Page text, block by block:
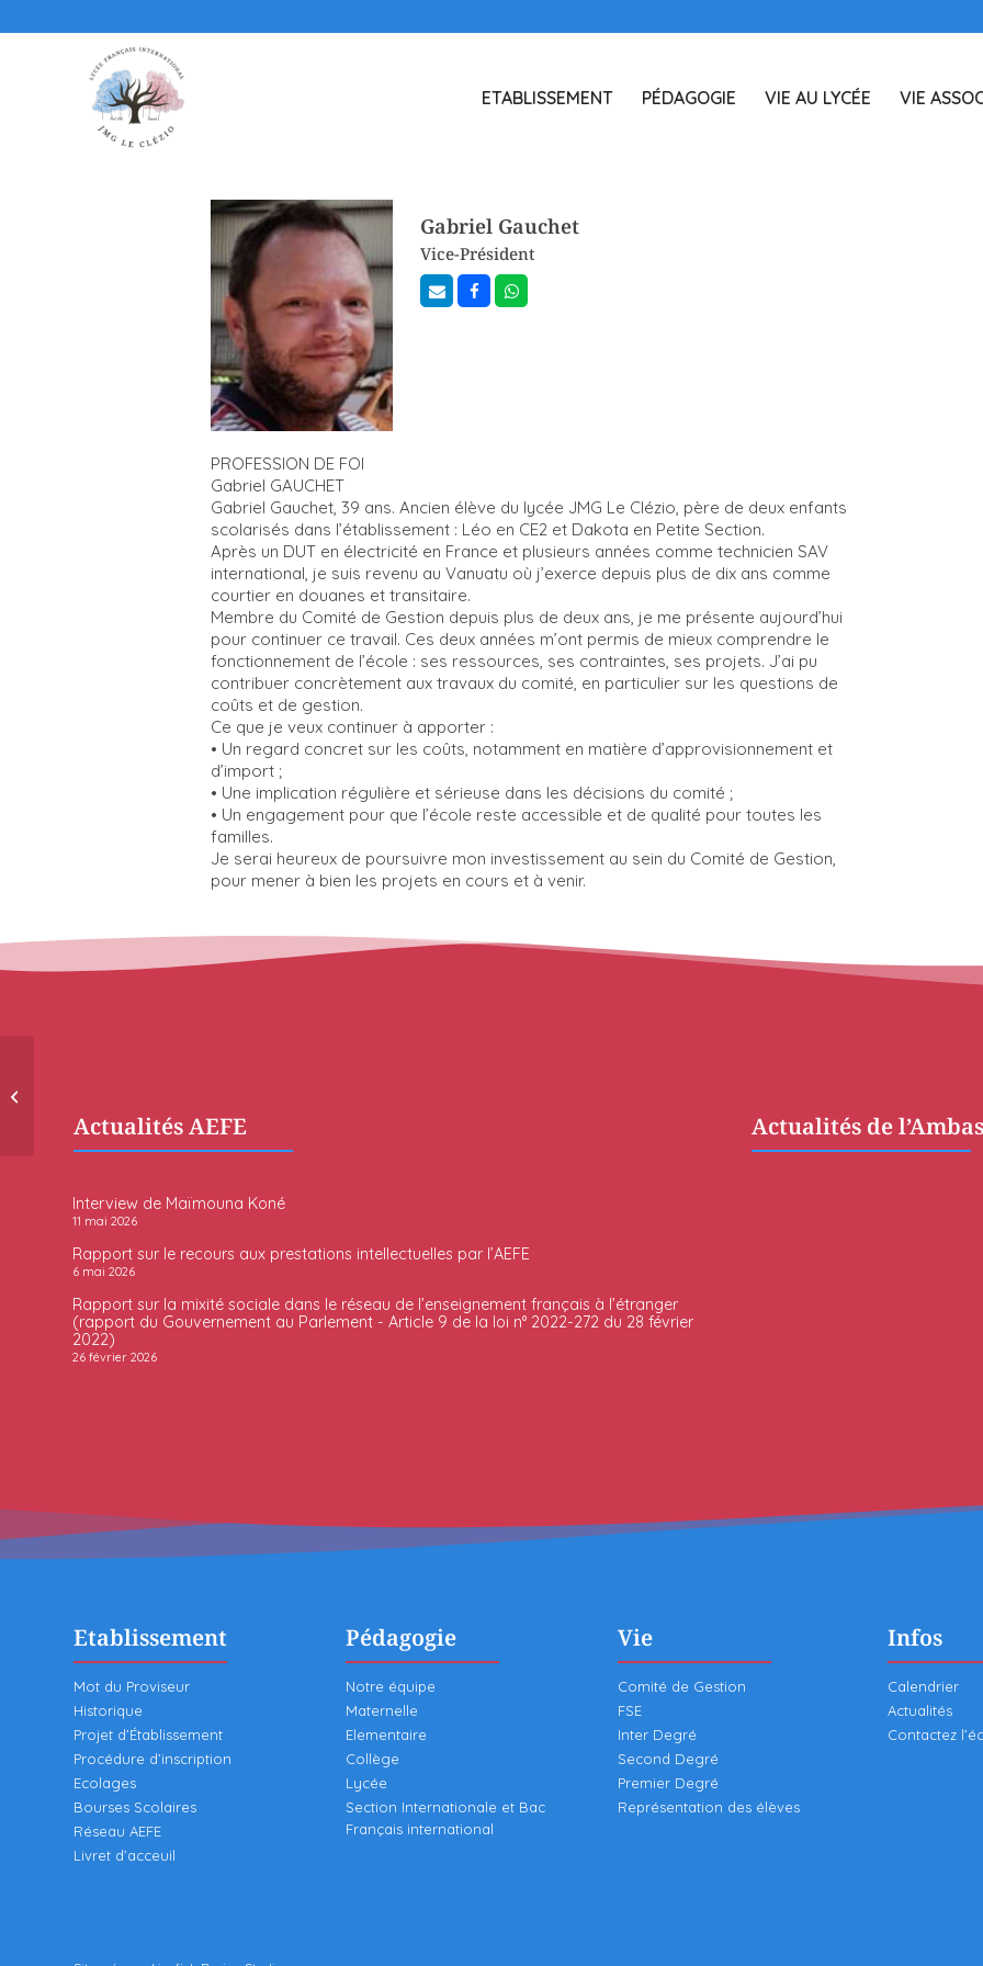
ETABLISSEMENT PÉDAGOGIE VIE AU LYCÉE VIE
Gabriel Gauchet
Vice-Président
PROFESSION DE FOI
Gabriel GAUCHET
Gabriel Gauchet, 39 ans. Ancien élève du lycée JMG Le Clézio, père de deux enfants
scolarisés dans l’établissement : Léo en CE2 et Dakota en Petite Section.
Après un DUT en électricité en France et plusieurs années comme technicien SAV
international, je suis revenu au Vanuatu où j’exerce depuis plus de dix ans comme
courtier en douanes et transitaire.
Membre du Comité de Gestion depuis plus de deux ans, je me présente aujourd’hui
pour continuer ce travail. Ces deux années m’ont permis de mieux comprendre le
fonctionnement de l’école : ses ressources, ses contraintes, ses projets. J’ai pu
contribuer concrètement aux travaux du comité, en particulier sur les questions de
coûts et de gestion.
Ce que je veux continuer à apporter :
• Un regard concret sur les coûts, notamment en matière d’approvisionnement et
d’import ;
• Une implication régulière et sérieuse dans les décisions du comité ;
• Un engagement pour que l’école reste accessible et de qualité pour toutes les
familles.
Je serai heureux de poursuivre mon investissement au sein du Comité de Gestion,
pour mener à bien les projets en cours et à venir.
Actualités AEFE
Interview de Maïmouna Koné
11 mai 2026
Rapport sur le recours aux prestations intellectuelles par l’AEFE
6 mai 2026
Rapport sur la mixité sociale dans le réseau de l’enseignement français à l’étranger
(rapport du Gouvernement au Parlement - Article 9 de la loi n° 2022-272 du 28 février
2022)
26 février 2026
Actualités de
Etablissement
Mot du Proviseur
Historique
Projet d’Établissement
Procédure d’inscription
Ecolages
Bourses Scolaires
Réseau AEFE
Livret d’acceuil
Pédagogie
Notre équipe
Maternelle
Elementaire
Collège
Lycée
Section Internationale et Bac
Français international
Vie
Comité de Gestion
FSE
Inter Degré
Second Degré
Premier Degré
Représentation des élèves
Infos
Calendrier
Actualités
Contactez